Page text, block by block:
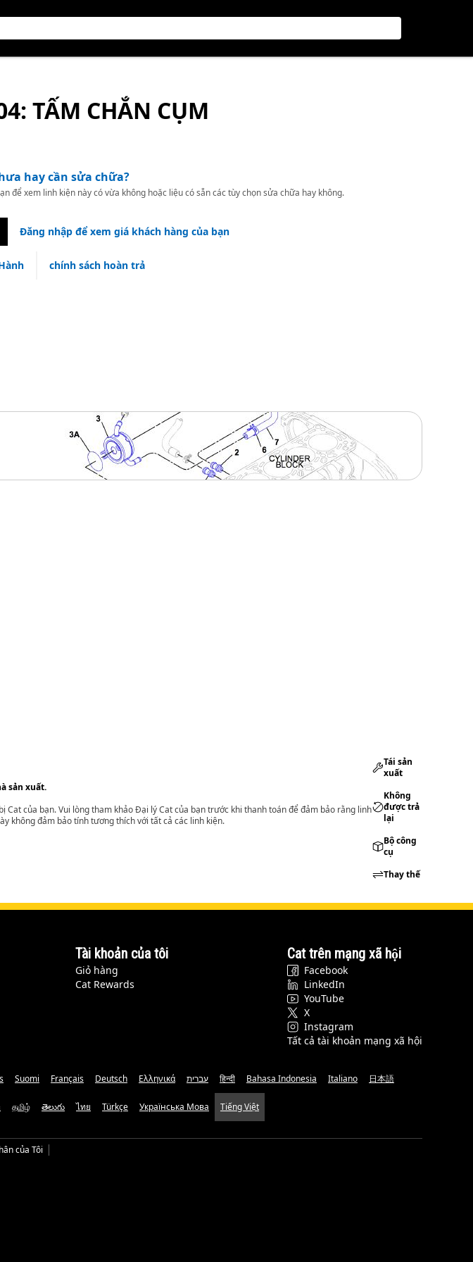
: TẤM CHẮN CỤM
hay cần sửa chữa?
để xem linh kiện này có vừa không hoặc liệu có sẵn các tùy chọn sửa chữa hay không.
Đăng nhập để xem giá khách hàng của bạn
chính sách hoàn trả
sản xuất.
của bạn. Vui lòng tham khảo Đại lý Cat của bạn trước khi thanh toán để đảm bảo rằng linh
không đảm bảo tính tương thích với tất cả các linh kiện.
Tái sản
xuất
Không
được trả
lại
Bộ công
cụ
Thay thế
Tài khoản của tôi
Giỏ hàng
Cat Rewards
Cat trên mạng xã hội
Facebook
LinkedIn
YouTube
X
Instagram
Tất cả tài khoản mạng xã hội
Suomi Français Deutsch Ελληνικά עברית हिन्दी Bahasa Indonesia Italiano 日本語
தமிழ் తెలుగు ไทย Türkçe Українська Мова Tiếng Việt
của Tôi